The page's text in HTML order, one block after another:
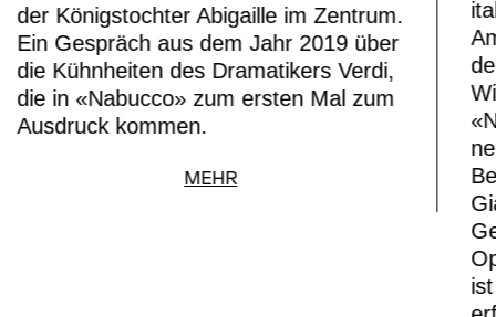
der Königstochter Abigaille im Zentrum.
Ein Gespräch aus dem Jahr 2019 über
die Kühnheiten des Dramatikers Verdi,
die in «Nabucco» zum ersten Mal zum
Ausdruck kommen.
MEHR